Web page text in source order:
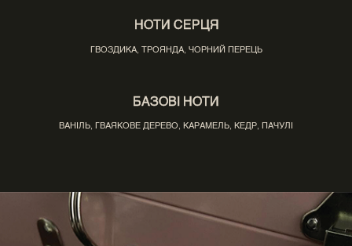
НОТИ СЕРЦЯ
ГВОЗДИКА, ТРОЯНДА, ЧОРНИЙ ПЕРЕЦЬ
БАЗОВІ НОТИ
ВАНІЛЬ, ГВАЯКОВЕ ДЕРЕВО, КАРАМЕЛЬ, КЕДР, ПАЧУЛІ